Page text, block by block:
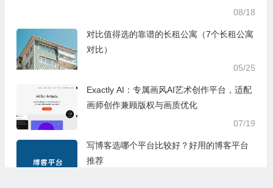
08/18
对比值得选的靠谱的长租公寓（7个长租公寓
对比）
05/25
Exactly AI：专属画风AI艺术创作平台，适配
画师创作兼顾版权与画质优化
07/19
写博客选哪个平台比较好？好用的博客平台
推荐